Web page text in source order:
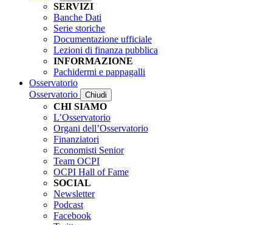
SERVIZI
Banche Dati
Serie storiche
Documentazione ufficiale
Lezioni di finanza pubblica
INFORMAZIONE
Pachidermi e pappagalli
Osservatorio
Osservatorio
Chiudi
CHI SIAMO
L’Osservatorio
Organi dell’Osservatorio
Finanziatori
Economisti Senior
Team OCPI
OCPI Hall of Fame
SOCIAL
Newsletter
Podcast
Facebook